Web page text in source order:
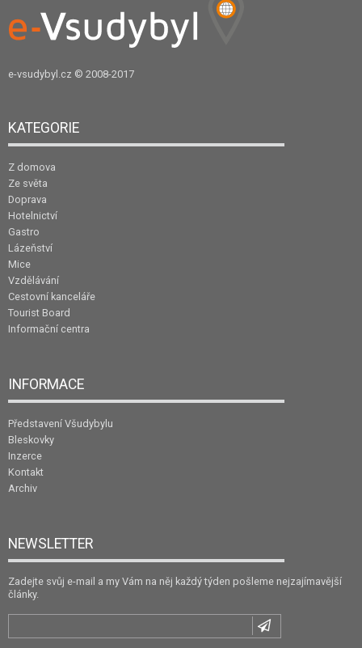
e-vsudybyl.cz © 2008-2017
KATEGORIE
Z domova
Ze světa
Doprava
Hotelnictví
Gastro
Lázeňství
Mice
Vzdělávání
Cestovní kanceláře
Tourist Board
Informační centra
INFORMACE
Představení Všudybylu
Bleskovky
Inzerce
Kontakt
Archiv
NEWSLETTER
Zadejte svůj e-mail a my Vám na něj každý týden pošleme nejzajímavější
články.